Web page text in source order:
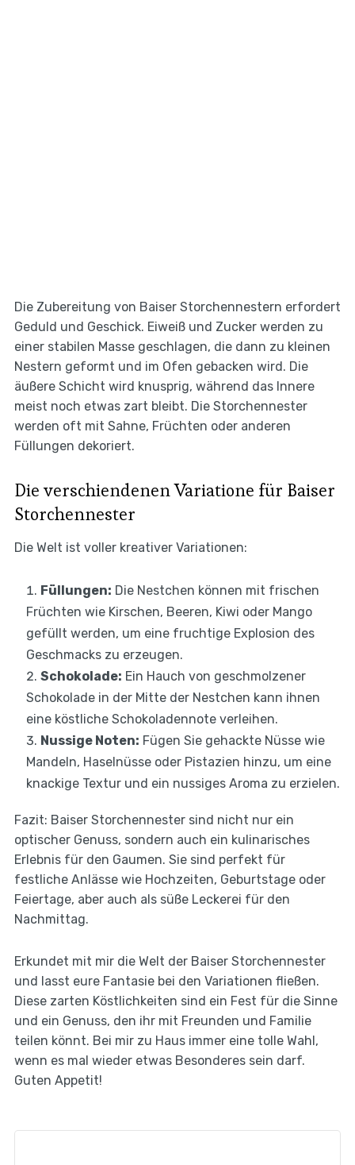
Die Zubereitung von Baiser Storchennestern erfordert
Geduld und Geschick. Eiweiß und Zucker werden zu
einer stabilen Masse geschlagen, die dann zu kleinen
Nestern geformt und im Ofen gebacken wird. Die
äußere Schicht wird knusprig, während das Innere
meist noch etwas zart bleibt. Die Storchennester
werden oft mit Sahne, Früchten oder anderen
Füllungen dekoriert.
Die verschiendenen Variatione für Baiser
Storchennester
Die Welt ist voller kreativer Variationen:
Füllungen: Die Nestchen können mit frischen
Früchten wie Kirschen, Beeren, Kiwi oder Mango
gefüllt werden, um eine fruchtige Explosion des
Geschmacks zu erzeugen.
Schokolade: Ein Hauch von geschmolzener
Schokolade in der Mitte der Nestchen kann ihnen
eine köstliche Schokoladennote verleihen.
Nussige Noten: Fügen Sie gehackte Nüsse wie
Mandeln, Haselnüsse oder Pistazien hinzu, um eine
knackige Textur und ein nussiges Aroma zu erzielen.
Fazit: Baiser Storchennester sind nicht nur ein
optischer Genuss, sondern auch ein kulinarisches
Erlebnis für den Gaumen. Sie sind perfekt für
festliche Anlässe wie Hochzeiten, Geburtstage oder
Feiertage, aber auch als süße Leckerei für den
Nachmittag.
Erkundet mit mir die Welt der Baiser Storchennester
und lasst eure Fantasie bei den Variationen fließen.
Diese zarten Köstlichkeiten sind ein Fest für die Sinne
und ein Genuss, den ihr mit Freunden und Familie
teilen könnt. Bei mir zu Haus immer eine tolle Wahl,
wenn es mal wieder etwas Besonderes sein darf.
Guten Appetit!